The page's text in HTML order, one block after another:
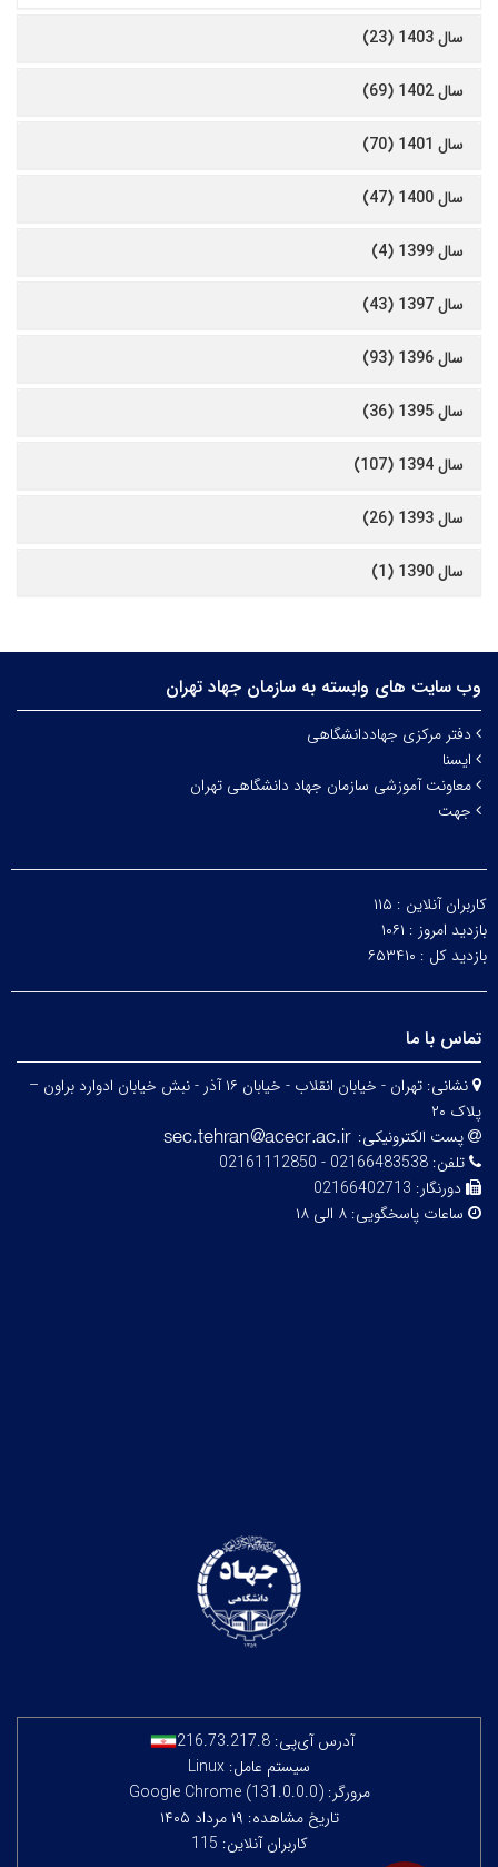
سال 1403 (23)
سال 1402 (69)
سال 1401 (70)
سال 1400 (47)
سال 1399 (4)
سال 1397 (43)
سال 1396 (93)
سال 1395 (36)
سال 1394 (107)
سال 1393 (26)
سال 1390 (1)
وب سایت های وابسته به سازمان جهاد تهران
دفتر مرکزی جهاددانشگاهی
ایسنا
معاونت آموزشی سازمان جهاد دانشگاهی تهران
جهت
کاربران آنلاین : ۱۱۵
بازدید امروز : ۱۰۶۱
بازدید کل : ۶۵۳۴۱۰
تماس با ما
نشانی:
تهران - خیابان انقلاب - خیابان ۱۶ آذر - نبش خیابان ادوارد براون –
پلاک ۲۰
پست الکترونیکی:
تلفن: 02166483538 - 02161112850
دورنگار: 02166402713
ساعات پاسخگویی: ۸ الی ۱۸
آدرس آی‌پی: 216.73.217.8
سیستم عامل: Linux
مرورگر: Google Chrome (131.0.0.0)
تاریخ مشاهده: ۱۹ مرداد ۱۴۰۵
کاربران آنلاین: 115